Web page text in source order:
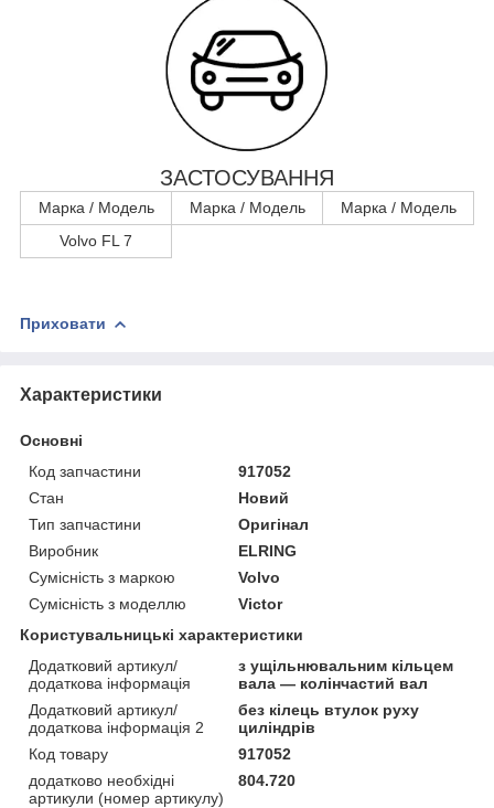
ЗАСТОСУВАННЯ
Марка / Модель Марка / Модель
Марка / Модель
Volvo FL 7
Приховати
Характеристики
Основні
Код запчастини
917052
Стан
Новий
Тип запчастини
Оригінал
Виробник
ELRING
Сумісність з маркою
Volvo
Сумісність з моделлю
Victor
Користувальницькі характеристики
Додатковий артикул/
додаткова інформація
з ущільнювальним кільцем
вала — колінчастий вал
Додатковий артикул/
додаткова інформація 2
без кілець втулок руху
циліндрів
Код товару
917052
додатково необхідні
артикули (номер артикулу)
804.720